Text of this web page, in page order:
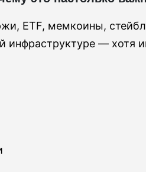
ETF, мемкоины,
инфраструктуре — хотя